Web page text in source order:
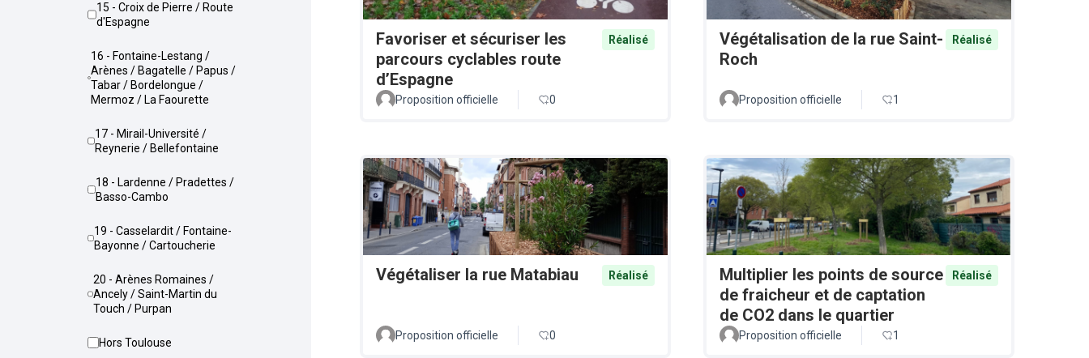
15 - Croix de Pierre / Route
d'Espagne
16 - Fontaine-Lestang /
Arènes / Bagatelle / Papus /
Tabar / Bordelongue /
Mermoz / La Faourette
17 - Mirail-Université /
Reynerie / Bellefontaine
18 - Lardenne / Pradettes /
Basso-Cambo
19 - Casselardit / Fontaine-
Bayonne / Cartoucherie
20 - Arènes Romaines /
Ancely / Saint-Martin du
Touch / Purpan
Hors Toulouse
Favoriser et sécuriser les
parcours cyclables route
d’Espagne
Réalisé
Proposition officielle 0
Végétalisation de la rue Saint-
Roch
Réalisé
Proposition officielle 1
Végétaliser la rue Matabiau Réalisé
Proposition officielle 0
Multiplier les points de source
de fraicheur et de captation
de CO2 dans le quartier
Réalisé
Proposition officielle 1